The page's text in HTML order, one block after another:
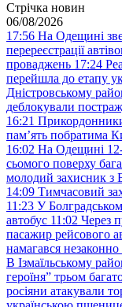
Стрічка новин
06/08/2026
17:56 На Одещині
перереєстрації
проваджень 17:24
перейшла до етапу
Дністровському
деблокували
16:21
пам’ять побратима
16:02 На Одещині 12-
сьомого поверху
молодий захисник з
14:09 Тимчасовий
11:23 У
автобус 11:02 Через
пасажир рейсового
намагався незаконно
В Ізмаїльському
героїня” трьом
росіяни атакували